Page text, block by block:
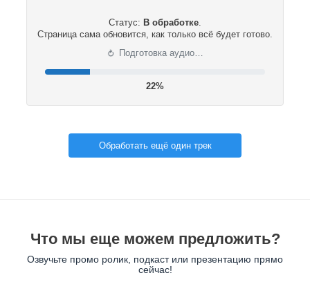
Статус: В обработке.
Страница сама обновится, как только всё будет готово.
⟳ Подготовка аудио…
22%
Обработать ещё один трек
Что мы еще можем предложить?
Озвучьте промо ролик, подкаст или презентацию прямо
сейчас!